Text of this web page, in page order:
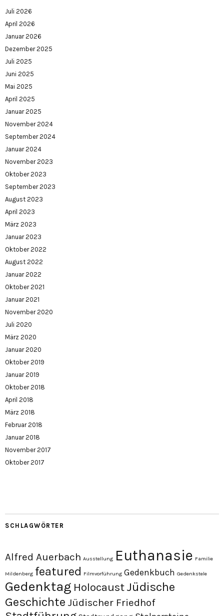
Juli 2026
April 2026
Januar 2026
Dezember 2025
Juli 2025
Juni 2025
Mai 2025
April 2025
Januar 2025
November 2024
September 2024
Januar 2024
November 2023
Oktober 2023
September 2023
August 2023
April 2023
März 2023
Januar 2023
Oktober 2022
August 2022
Januar 2022
Oktober 2021
Januar 2021
November 2020
Juli 2020
März 2020
Januar 2020
Oktober 2019
Januar 2019
Oktober 2018
April 2018
März 2018
Februar 2018
Januar 2018
November 2017
Oktober 2017
SCHLAGWÖRTER
Alfred Auerbach Ausstellung Euthanasie Familie
Mildenberg featured Filmvorführung Gedenkbuch Gedenkstele
Gedenktag HolocaustJüdische
Geschichte Jüdischer Friedhof